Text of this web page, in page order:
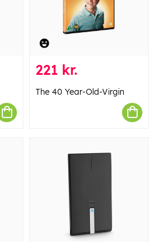
221 kr.
The 40 Year-Old-Virgin